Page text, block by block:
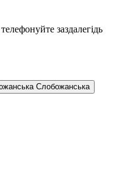
заздалегідь
Слобожанська